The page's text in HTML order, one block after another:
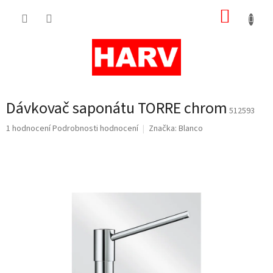
Dávkovač saponátu TORRE chrom 512593
Průměrné
1 hodnoceníPodrobnosti hodnocení Značka: Blanco